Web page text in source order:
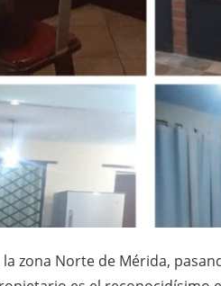
zona Norte de Mérida,